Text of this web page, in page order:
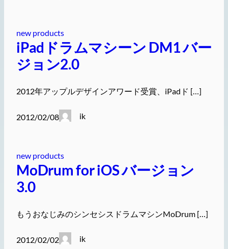
new products
iPadドラムマシーン DM1 バー
ジョン2.0
2012年アップルデザインアワード受賞、iPadド […]
2012/02/08 ik
new products
MoDrum for iOS バージョン
3.0
もうおなじみのシンセシスドラムマシンMoDrum […]
2012/02/02 ik